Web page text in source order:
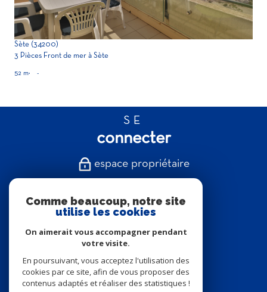
Sète (34200)
3 Pièces Front de mer à Sète
52 m² -
SE
connecter
espace propriétaire
suivre
NOUS
adhérons
Comme beaucoup, notre site
utilise les cookies
On aimerait vous accompagner pendant
votre visite.
En poursuivant, vous acceptez l'utilisation des
cookies par ce site, afin de vous proposer des
contenus adaptés et réaliser des statistiques !